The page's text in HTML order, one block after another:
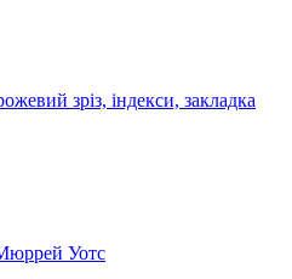
зріз, індекси, закладка
Уотс